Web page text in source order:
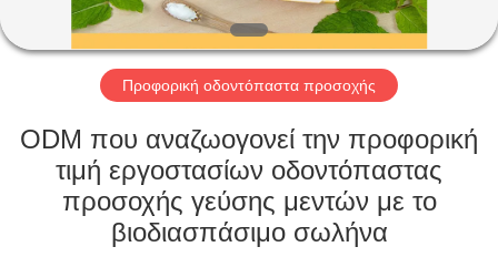
ΠΕΡΊΠΟΥ
ΕΜΕΊΣ
ΓΎΡΟΣ
ΕΡΓΟΣΤΑΣΊΩΝ
ΠΟΙΟΤΙΚΌΣ
Προφορική οδοντόπαστα προσοχής
ODM που αναζωογονεί την προφορική
τιμή εργοστασίων οδοντόπαστας
προσοχής γεύσης μεντών με το
βιοδιασπάσιμο σωλήνα